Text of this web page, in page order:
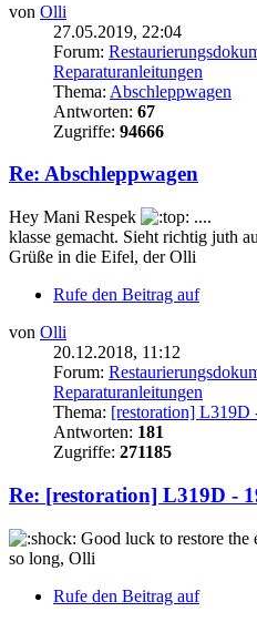
von Olli
27.05.2019, 22:04
Forum:
Reparaturanleitungen
Thema: Abschleppwagen
Antworten: 67
Zugriffe: 94666
Re: Abschleppwagen
Hey Mani Respek
....
klasse gemacht. Sieht richtig juth
Grüße in die Eifel, der Olli
Rufe den Beitrag auf
von Olli
20.12.2018, 11:12
Forum:
Reparaturanleitungen
Thema: [restoration] L319D
Antworten: 181
Zugriffe: 271185
Re: [restoration] L319D -
Good luck to restore the
so long, Olli
Rufe den Beitrag auf